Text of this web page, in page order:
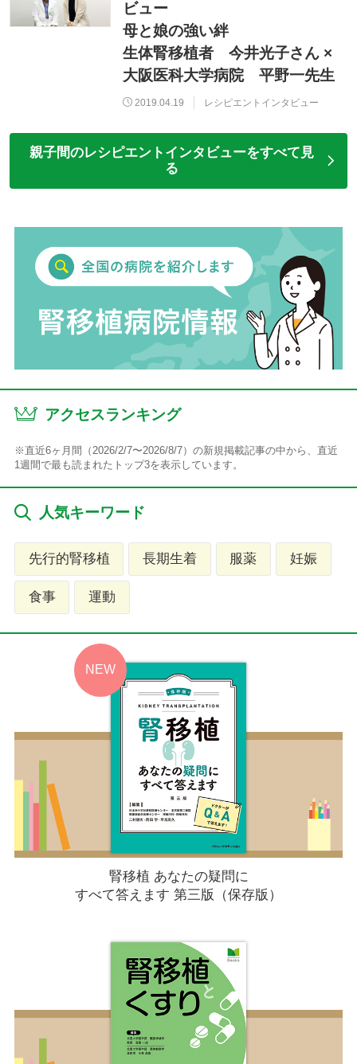
ビュー
母と娘の強い絆
生体腎移植者 今井光子さん ×
大阪医科大学病院 平野一先生
2019.04.19 レシピエントインタビュー
親子間のレシピエントインタビューをすべて見
る
アクセスランキング
※直近6ヶ月間（2026/2/7〜2026/8/7）の新規掲載記事の中から、直近
1週間で最も読まれたトップ3を表示しています。
人気キーワード
先行的腎移植 長期生着 服薬 妊娠
食事 運動
腎移植 あなたの疑問に
すべて答えます 第三版（保存版）